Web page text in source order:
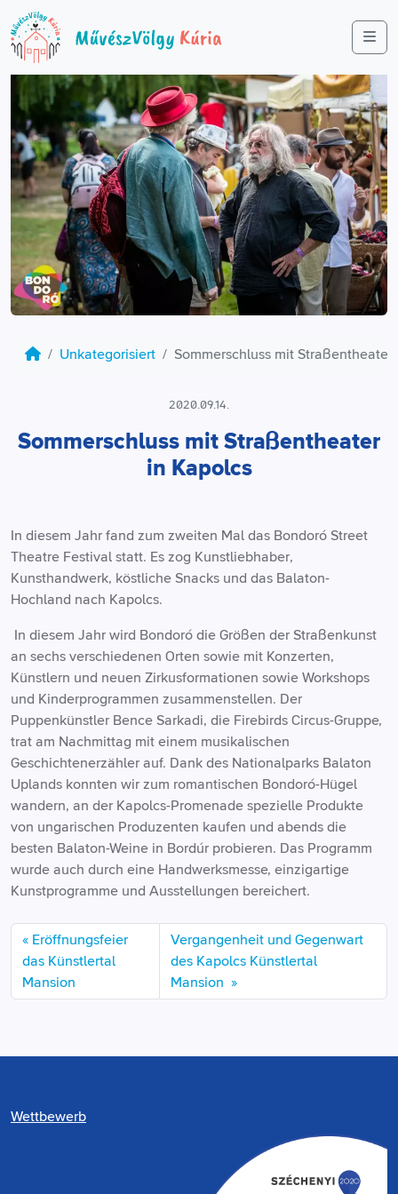
Unkategorisiert Sommerschluss mit Straßentheater
2020.09.14.
Sommerschluss mit Straßentheater
in Kapolcs
In diesem Jahr fand zum zweiten Mal das Bondoró Street
Theatre Festival statt. Es zog Kunstliebhaber,
Kunsthandwerk, köstliche Snacks und das Balaton-
Hochland nach Kapolcs.
In diesem Jahr wird Bondoró die Größen der Straßenkunst
an sechs verschiedenen Orten sowie mit Konzerten,
Künstlern und neuen Zirkusformationen sowie Workshops
und Kinderprogrammen zusammenstellen. Der
Puppenkünstler Bence Sarkadi, die Firebirds Circus-Gruppe,
trat am Nachmittag mit einem musikalischen
Geschichtenerzähler auf. Dank des Nationalparks Balaton
Uplands konnten wir zum romantischen Bondoró-Hügel
wandern, an der Kapolcs-Promenade spezielle Produkte
von ungarischen Produzenten kaufen und abends die
besten Balaton-Weine in Bordúr probieren. Das Programm
wurde auch durch eine Handwerksmesse, einzigartige
Kunstprogramme und Ausstellungen bereichert.
Eröffnungsfeier
das Künstlertal
Mansion
Vergangenheit und Gegenwart
des Kapolcs Künstlertal
Mansion
Wettbewerb